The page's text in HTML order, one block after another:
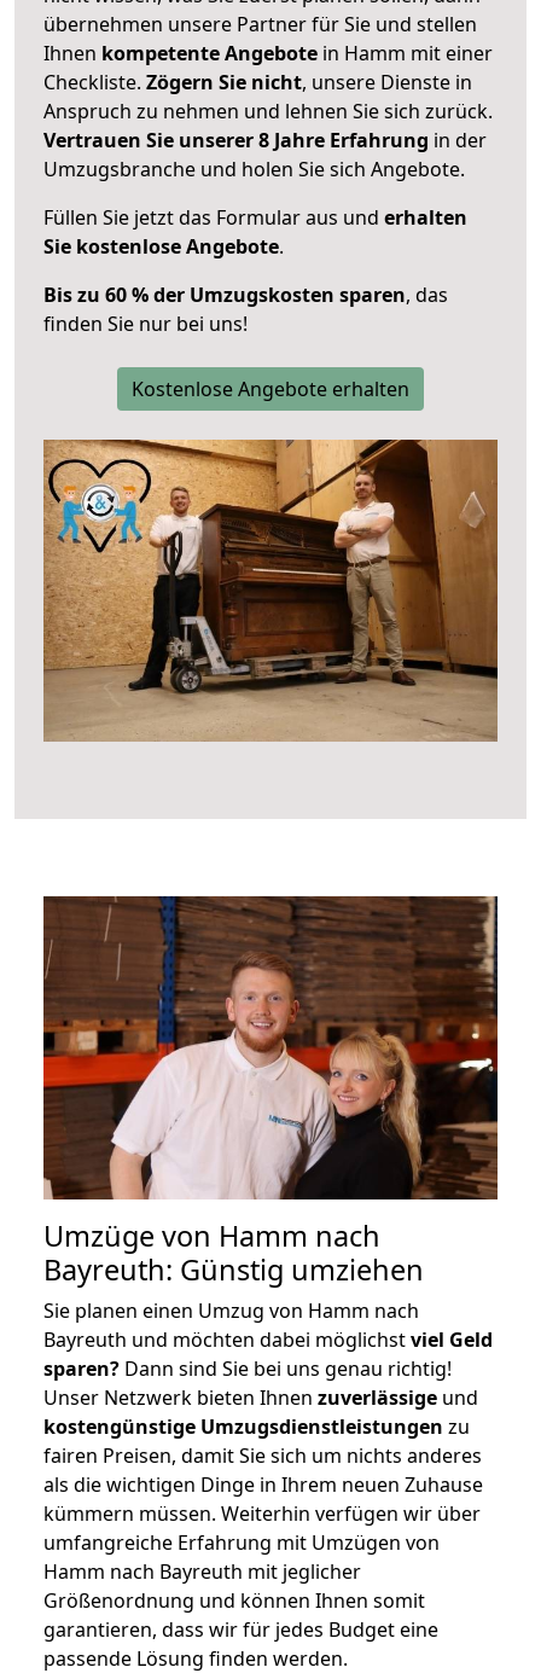
übernehmen unsere Partner für Sie und stellen
Ihnen kompetente Angebote in Hamm mit einer
Checkliste. Zögern Sie nicht, unsere Dienste in
Anspruch zu nehmen und lehnen Sie sich zurück.
Vertrauen Sie unserer 8 Jahre Erfahrung in der
Umzugsbranche und holen Sie sich Angebote.
Füllen Sie jetzt das Formular aus und erhalten
Sie kostenlose Angebote.
Bis zu 60 % der Umzugskosten sparen, das
finden Sie nur bei uns!
Kostenlose Angebote erhalten
Umzüge von Hamm nach
Bayreuth: Günstig umziehen
Sie planen einen Umzug von Hamm nach
Bayreuth und möchten dabei möglichstviel Geld
sparen? Dann sind Sie bei uns genau richtig!
Unser Netzwerk bieten Ihnen zuverlässige und
kostengünstige Umzugsdienstleistungen zu
fairen Preisen, damit Sie sich um nichts anderes
als die wichtigen Dinge in Ihrem neuen Zuhause
kümmern müssen. Weiterhin verfügen wir über
umfangreiche Erfahrung mit Umzügen von
Hamm nach Bayreuth mit jeglicher
Größenordnung und können Ihnen somit
garantieren, dass wir für jedes Budget eine
passende Lösung finden werden.